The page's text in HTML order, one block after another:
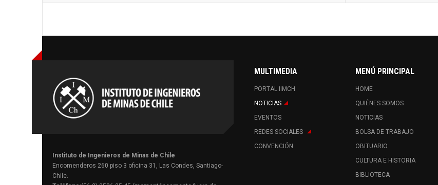
Instituto de Ingenieros de Minas de Chile
Encomenderos 260 piso 3 oficina 31, Las Condes, Santiago-
Chile.
MULTIMEDIA
PORTAL IIMCH
NOTICIAS
EVENTOS
REDES SOCIALES
CONVENCIÓN
MENÚ PRINCIPAL
HOME
QUIÉNES SOMOS
NOTICIAS
BOLSA DE TRABAJO
OBITUARIO
CULTURA E HISTORIA
BIBLIOTECA